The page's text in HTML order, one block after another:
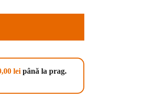
leipână la prag.